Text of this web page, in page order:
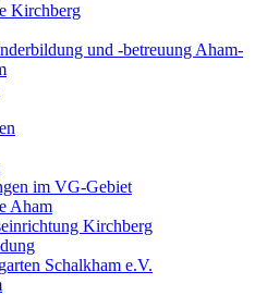
Kirchberg
und -betreuung Aham-
im VG-Gebiet
Aham
Kirchberg
Schalkham e.V.